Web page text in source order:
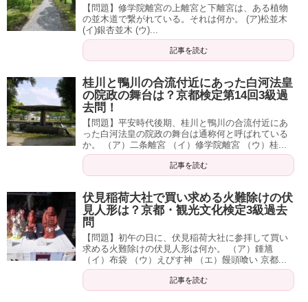
【問題】修学院離宮の上離宮と下離宮は、ある植物
の並木道で繋がれている。それは何か。 (ア)松並木
(イ)銀杏並木 (ウ)...
記事を読む
桂川と鴨川の合流付近にあった白河法皇
の院政の舞台は？京都検定第14回3級過
去問！
【問題】平安時代後期、桂川と鴨川の合流付近にあ
った白河法皇の院政の舞台は通称何と呼ばれている
か。 （ア）二条離宮 （イ）修学院離宮 （ウ）桂...
記事を読む
伏見稲荷大社で買い求める火難除けの伏
見人形は？京都・観光文化検定3級過去
問
【問題】初午の日に、伏見稲荷大社に参拝して買い
求める火難除けの伏見人形は何か。 （ア）鍾馗
（イ）布袋 （ウ）えびす神 （エ）饅頭喰い 京都...
記事を読む